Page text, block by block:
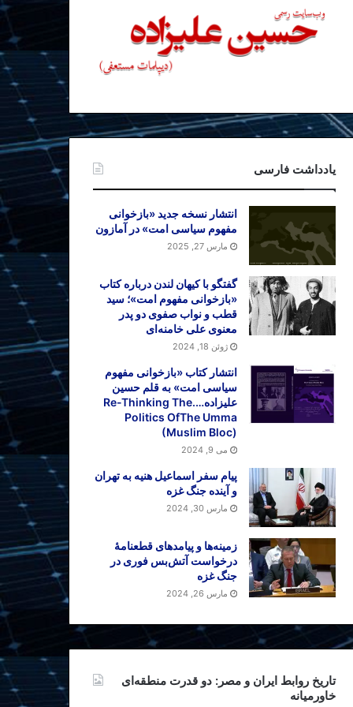
یادداشت فارسی
انتشار نسخه جدید «بازخوانی
مفهوم سیاسی امت» در آمازون
مارس 27, 2025
گفتگو با کیهان لندن درباره کتاب
«بازخوانی مفهوم امت»؛ سید
قطب و نواب صفوی دو پدر
معنوی علی خامنه‌ای
ژوئن 18, 2024
انتشار کتاب «بازخوانی مفهوم
سیاسی امت» به قلم حسین
علیزاده….Re-Thinking The
Politics OfThe Umma
(Muslim Bloc)
می 9, 2024
پیام سفر اسماعیل هنیه به تهران
و آینده جنگ غزه
مارس 30, 2024
زمینه‌ها و پیامدهای قطعنامهٔ
درخواست آتش‌بس فوری در
جنگ غزه
مارس 26, 2024
تاریخ روابط ایران و مصر: دو قدرت منطقه‌ای
خاورمیانه